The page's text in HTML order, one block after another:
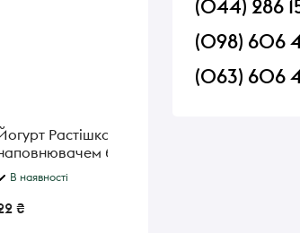
Растішка з фруктовим
банан 2% 115г
В наявності
₴
(044) 286
(098) 606
(063) 606